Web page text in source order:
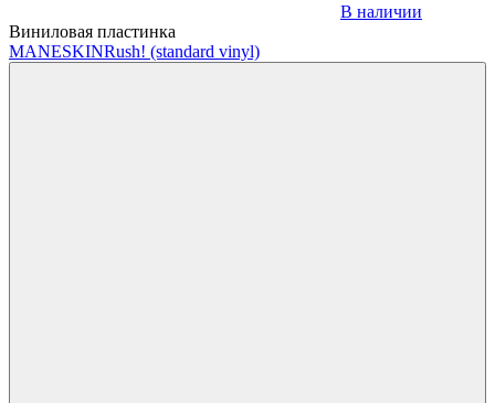
В наличии
Виниловая пластинка
MANESKINRush! (standard vinyl)